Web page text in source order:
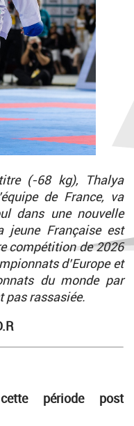
(-68 kg), Thalya
de France, va
dans une nouvelle
jeune Française est
compétition de 2026
d’Europe et
du monde par
pas rassasiée.
période post